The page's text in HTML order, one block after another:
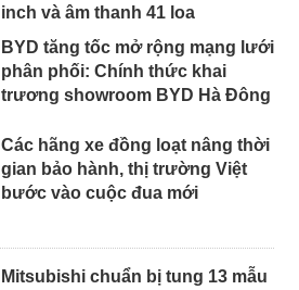
inch và âm thanh 41 loa
BYD tăng tốc mở rộng mạng lưới
phân phối: Chính thức khai
trương showroom BYD Hà Đông
Các hãng xe đồng loạt nâng thời
gian bảo hành, thị trường Việt
bước vào cuộc đua mới
Mitsubishi chuẩn bị tung 13 mẫu